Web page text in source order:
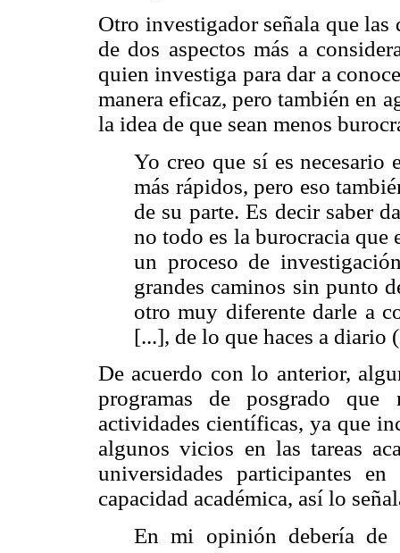
Otro investigador señala que las
de dos aspectos más a
quien investiga para dar a
manera eficaz, pero también en
la idea de que sean menos
Yo creo que sí es necesario
más rápidos, pero eso
de su parte. Es decir saber
no todo es la burocracia que
un proceso de
grandes caminos sin punto
otro muy diferente darle a
[...], de lo que haces a diario
De acuerdo con lo anterior,
programas de posgrado que
actividades científicas, ya que
algunos vicios en las tareas
universidades participantes
capacidad académica, así lo
En mi opinión debería de